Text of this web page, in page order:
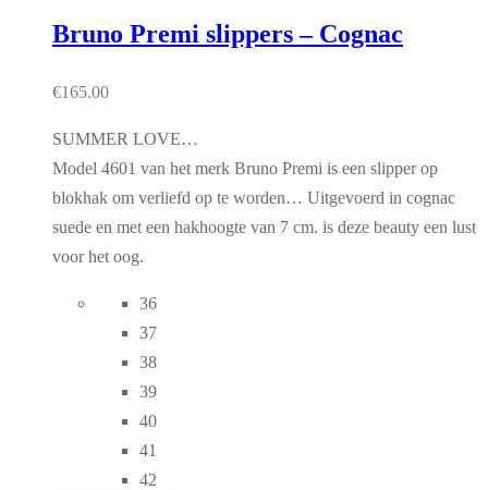
Bruno Premi slippers – Cognac
€165.00
SUMMER LOVE…
Model 4601 van het merk Bruno Premi is een slipper op
blokhak om verliefd op te worden… Uitgevoerd in cognac
suede en met een hakhoogte van 7 cm. is deze beauty een lust
voor het oog.
36
37
38
39
40
41
42